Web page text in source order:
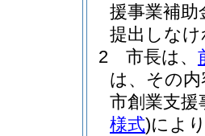
援事業補助
提出しな
2
市長は、
は、その
市創業支援
様式)によ